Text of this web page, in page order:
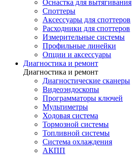
Оснастка для вытягивания
Споттеры
Аксессуары для споттеров
Расходники для споттеров
Измерительные системы
Профильные линейки
Опции и аксессуары
Диагностика и ремонт
Диагностика и ремонт
Диагностические сканеры
Видеоэндоскопы
Программаторы ключей
Мультиметры
Ходовая система
Тормозной системы
Топливной системы
Система охлаждения
АКПП